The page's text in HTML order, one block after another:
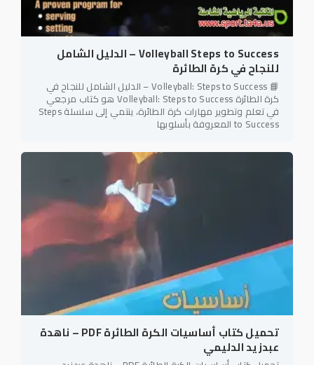
Volleyball Steps to Success – الدليل الشامل
للنجاح في كرة الطائرة
📘 Volleyball: Steps to Success – الدليل الشامل للنجاح في
كرة الطائرة Volleyball: Steps to Success هو كتاب مرجعي
في تعلم وتطوير مهارات كرة الطائرة، ينتمي إلى سلسلة Steps
to Success المعروفة بأسلوبها
تحميل كتاب أساسيات الكرة الطائرة PDF – ناهدة
عبدزيد الدليمي